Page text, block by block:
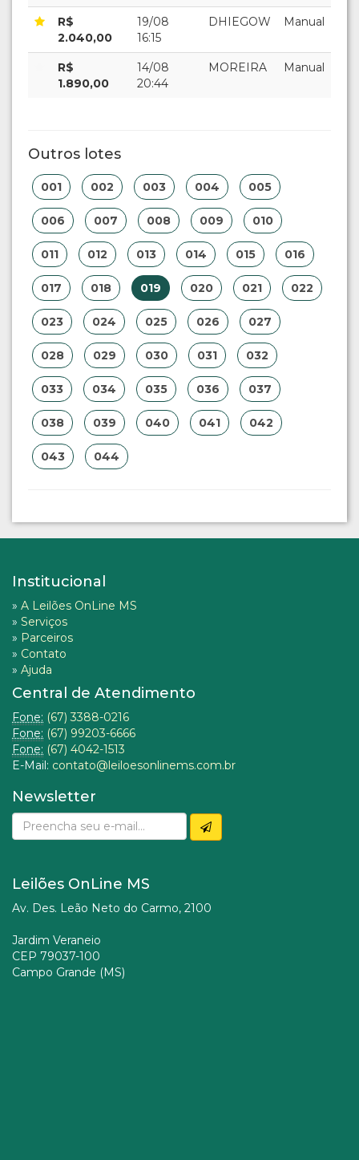
R$
2.040,00
19/08
16:15
DHIEGOW Manual
R$
1.890,00
14/08
20:44
MOREIRA Manual
Outros lotes
001 002 003 004 005
006 007 008 009 010
011 012 013 014 015 016
017 018 019 020 021 022
023 024 025 026 027
028 029 030 031 032
033 034 035 036 037
038 039 040 041 042
043 044
Institucional
» A Leilões OnLine MS
» Serviços
» Parceiros
» Contato
» Ajuda
Central de Atendimento
Fone: (67) 3388-0216
Fone: (67) 99203-6666
Fone: (67) 4042-1513
E-Mail: contato@leiloesonlinems.com.br
Newsletter
Leilões OnLine MS
Av. Des. Leão Neto do Carmo, 2100
Jardim Veraneio
CEP 79037-100
Campo Grande (MS)